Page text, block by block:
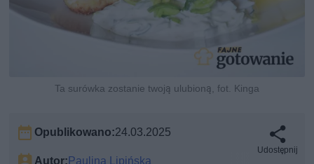
Ta surówka zostanie twoją ulubioną, fot. Kinga
Opublikowano:24.03.2025
Autor:Paulina Lipińska
Udostępnij